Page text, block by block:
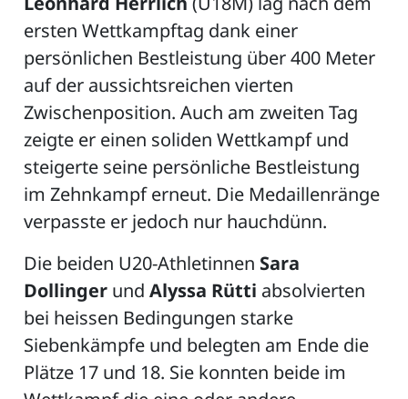
ersten Wettkampftag dank einer
persönlichen Bestleistung über 400 Meter
auf der aussichtsreichen vierten
Zwischenposition. Auch am zweiten Tag
zeigte er einen soliden Wettkampf und
steigerte seine persönliche Bestleistung
im Zehnkampf erneut. Die Medaillenränge
verpasste er jedoch nur hauchdünn.
Die beiden U20-Athletinnen Sara
Dollinger undAlyssa Rütti absolvierten
bei heissen Bedingungen starke
Siebenkämpfe und belegten am Ende die
Plätze 17 und 18. Sie konnten beide im